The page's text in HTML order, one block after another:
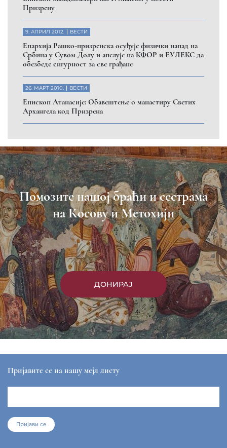
Призрену
9. АПРИЛ 2012. ВЕСТИ
Eпархија Рашко-призренска осуђује физички напад на
Србина у Сувом Долу и апелује на КФОР и ЕУЛЕКС да
обезбеде сигурност за све грађане
26. МАРТ 2010. ВЕСТИ
Eпископ Атанасије: Обавештење о манастиру Светих
Архангела код Призрена
Помозите нашој браћи и сестрама
на Косову и Метохији
ДОНИРАЈ
Пријавите се на нашу мејл листу
Пријави се